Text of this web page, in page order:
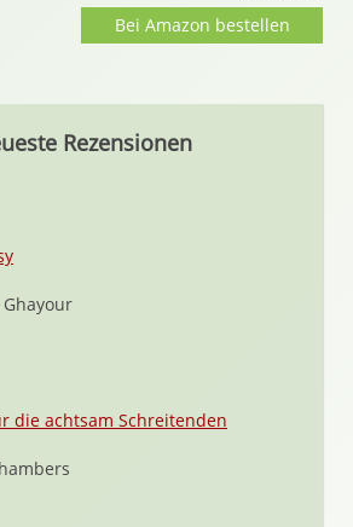
Bei Amazon bestellen
Rezensionen
die achtsam Schreitenden